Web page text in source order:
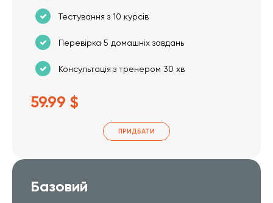
Тестування з 10 курсів
Перевірка 5 домашніх завдань
Консультація з тренером 30 хв
59.99 $
ПРИДБАТИ
Базовий